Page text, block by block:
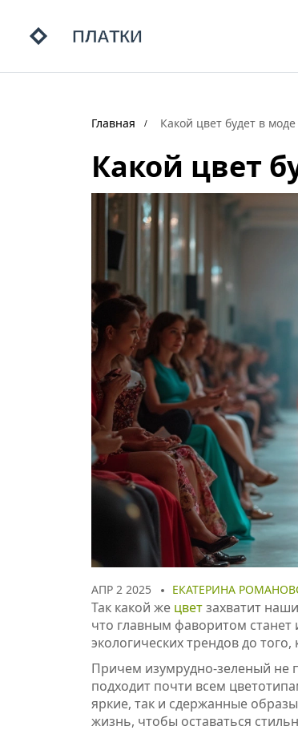
Главная Какой цвет будет в моде
Какой цвет
АПР 2 2025 ЕКАТЕРИНА
Так какой же цветзахватит
что главным фаворитом
экологических трендов до
Причем изумрудно-зеленый не
подходит почти всем
яркие, так и сдержанные
жизнь, чтобы оставаться